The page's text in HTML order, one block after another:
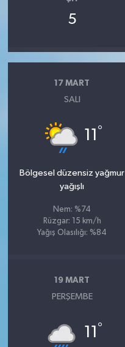
5
17 MART
SALI
11 °
Bölgesel düzensiz yağmur
yağışlı
Nem: %74
Rüzgar: 15 km/h
Yağış Olasılığı: %84
19 MART
PERŞEMBE
11 °